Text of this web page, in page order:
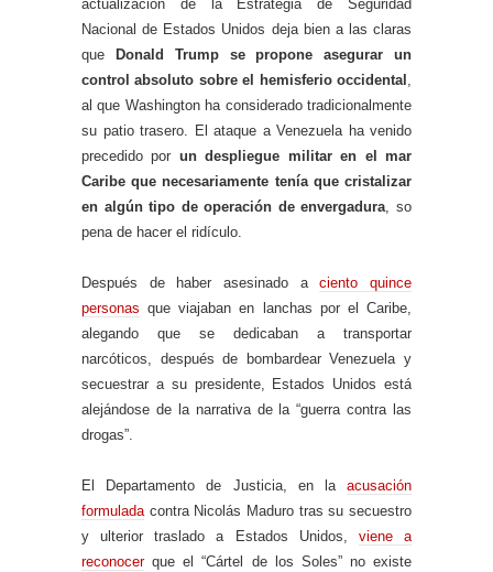
actualización de la Estrategia de Seguridad
Nacional de Estados Unidos deja bien a las claras
que
Donald Trump se propone asegurar un
control absoluto sobre el hemisferio occidental ,
al que Washington ha considerado tradicionalmente
su patio trasero. El ataque a Venezuela ha venido
precedido por un despliegue militar en el mar
Caribe que necesariamente tenía que cristalizar
en algún tipo de operación de envergadura, so
pena de hacer el ridículo.
Después de haber asesinado aciento quince
personas que viajaban en lanchas por el Caribe,
alegando que se dedicaban a transportar
narcóticos, después de bombardear Venezuela y
secuestrar a su presidente, Estados Unidos está
alejándose de la narrativa de la “guerra contra las
drogas”.
El Departamento de Justicia, en la acusación
formuladacontra Nicolás Maduro tras su secuestro
y ulterior traslado a Estados Unidos, viene a
reconocerque el “Cártel de los Soles” no existe